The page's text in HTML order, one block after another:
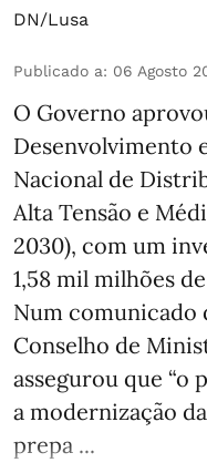
DN/Lusa
Publicado a: 06 Agosto
O Governo
Desenvolvimento
Nacional de
Alta Tensão e
2030), com um
1,58 mil milhões
Num comunicado
Conselho de
assegurou que “o
a modernização
prepa ...